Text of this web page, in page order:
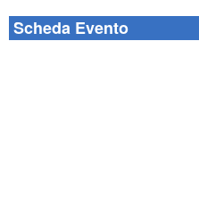
Scheda Evento